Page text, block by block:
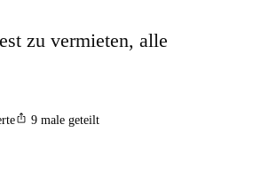
zu vermieten, alle
ios_share 9 male geteilt